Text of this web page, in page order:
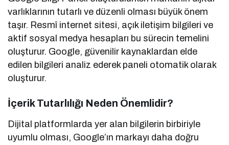
varlıklarının tutarlı ve düzenli olması büyük önem
taşır. Resmî internet sitesi, açık iletişim bilgileri ve
aktif sosyal medya hesapları bu sürecin temelini
oluşturur. Google, güvenilir kaynaklardan elde
edilen bilgileri analiz ederek paneli otomatik olarak
oluşturur.
İçerik Tutarlılığı Neden Önemlidir?
Dijital platformlarda yer alan bilgilerin birbiriyle
uyumlu olması, Google’ın markayı daha doğru